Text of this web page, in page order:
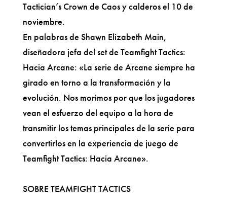
Tactician’s Crown de Caos y calderos el 10 de
noviembre.
En palabras de Shawn Elizabeth Main,
diseñadora jefa del set de Teamfight Tactics:
Hacia Arcane: «La serie de Arcane siempre ha
girado en torno a la transformación y la
evolución. Nos morimos por que los jugadores
vean el esfuerzo del equipo a la hora de
transmitir los temas principales de la serie para
convertirlos en la experiencia de juego de
Teamfight Tactics: Hacia Arcane».
SOBRE TEAMFIGHT TACTICS